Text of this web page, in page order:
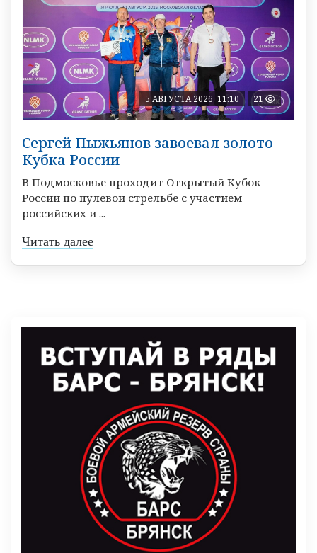
5 АВГУСТА 2026, 11:10 21
Сергей Пыжьянов завоевал золото
Кубка России
В Подмосковье проходит Открытый Кубок
России по пулевой стрельбе с участием
российских и ...
Читать далее